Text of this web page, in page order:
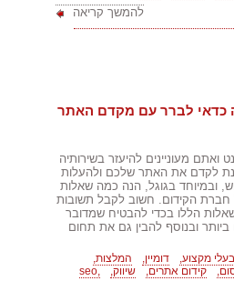
להמשך קריאה
כדאי לברר עם מקדם האתר
מעוניינים להיעזר בשירותיה
לקדם את האתר שלכם ולהעלות
ובמיוחד בגוגל, הנה כמה שאלות
הקידום. חשוב לקבל תשובות
הללו בכדי להבטיח שמדובר
ובנוסף להבין גם את תחום
בעלי מקצוע, דומיין,
המלצות,
קידום אתרים, שיווק,
seo,